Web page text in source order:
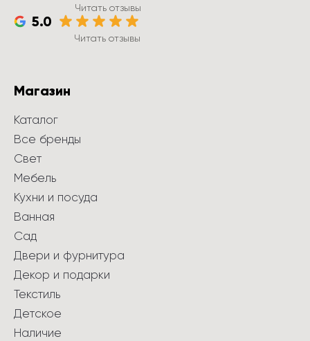
Читать отзывы
5.0
Читать отзывы
Магазин
Каталог
Все бренды
Свет
Мебель
Кухни и посуда
Ванная
Сад
Двери и фурнитура
Декор и подарки
Текстиль
Детское
Наличие